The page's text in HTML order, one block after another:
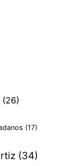
(26)
(17)
(34)